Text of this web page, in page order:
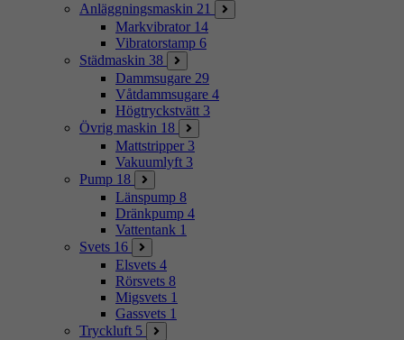
Anläggningsmaskin 21
Markvibrator 14
Vibratorstamp 6
Städmaskin 38
Dammsugare 29
Våtdammsugare 4
Högtryckstvätt 3
Övrig maskin 18
Mattstripper 3
Vakuumlyft 3
Pump 18
Länspump 8
Dränkpump 4
Vattentank 1
Svets 16
Elsvets 4
Rörsvets 8
Migsvets 1
Gassvets 1
Tryckluft 5